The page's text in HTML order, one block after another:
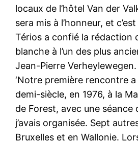
locaux de l’hôtel Van der
sera mis à l’honneur, et
Térios a confié la rédaction
blanche à l’un des plus
Jean-Pierre
‘Notre première rencontre a
demi-siècle, en 1976, à la
de Forest, avec une séance
j’avais organisée. Sept
Bruxelles et en Wallonie.